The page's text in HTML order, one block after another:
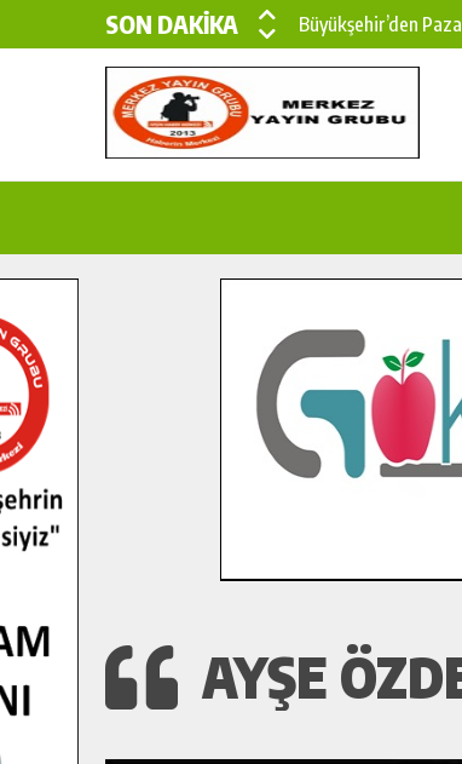
SON DAKİKA
Büyükşehir’den
Büyükşehir’den
Çin’den KSÜ’ye
İlçe Jandarma
Bertiz’in Yeni
AYŞE